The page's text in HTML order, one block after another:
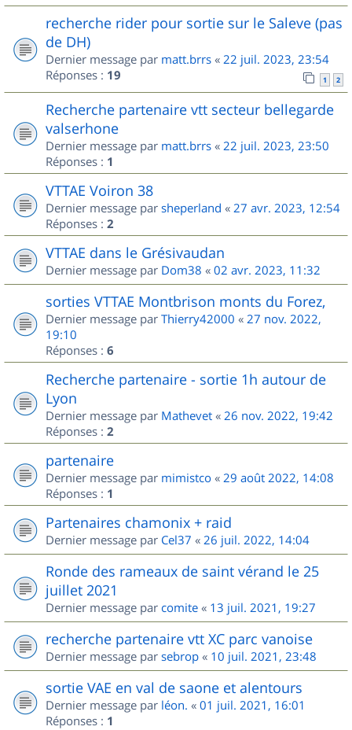
recherche rider pour sortie sur le Saleve (pas
de DH)
Dernier message par matt.brrs « 22 juil. 2023, 23:54
Réponses : 19 1 2
Recherche partenaire vtt secteur bellegarde
valserhone
Dernier message par matt.brrs « 22 juil. 2023, 23:50
Réponses : 1
VTTAE Voiron 38
Dernier message par sheperland « 27 avr. 2023, 12:54
Réponses : 2
VTTAE dans le Grésivaudan
Dernier message par Dom38 « 02 avr. 2023, 11:32
sorties VTTAE Montbrison monts du Forez,
Dernier message par Thierry42000 « 27 nov. 2022,
19:10
Réponses : 6
Recherche partenaire - sortie 1h autour de
Lyon
Dernier message par Mathevet « 26 nov. 2022, 19:42
Réponses : 2
partenaire
Dernier message par mimistco « 29 août 2022, 14:08
Réponses : 1
Partenaires chamonix + raid
Dernier message par Cel37 « 26 juil. 2022, 14:04
Ronde des rameaux de saint vérand le 25
juillet 2021
Dernier message par comite « 13 juil. 2021, 19:27
recherche partenaire vtt XC parc vanoise
Dernier message par sebrop « 10 juil. 2021, 23:48
sortie VAE en val de saone et alentours
Dernier message par léon. « 01 juil. 2021, 16:01
Réponses : 1